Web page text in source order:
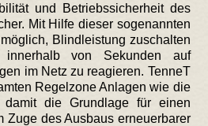
und Betriebssicherheit des
Mit Hilfe dieser sogenannten
Blindleistung zuschalten
von Sekunden auf
im Netz zu reagieren. TenneT
Regelzone Anlagen wie die
die Grundlage für einen
Zuge des Ausbaus erneuerbarer